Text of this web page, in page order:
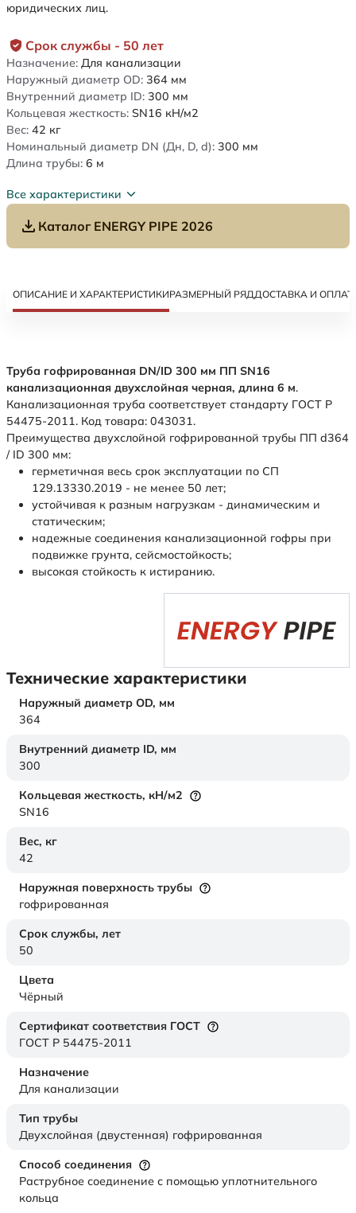
Срок службы - 50 лет
Назначение: Для канализации
Наружный диаметр OD: 364 мм
Внутренний диаметр ID: 300 мм
Кольцевая жесткость: SN16 кН/м2
Вес: 42 кг
Номинальный диаметр DN (Дн, D, d): 300 мм
Длина трубы: 6 м
Все характеристики
Каталог ENERGY PIPE 2026
юридических лиц.
ОПИСАНИЕ И ХАРАКТЕРИСТИКИРАЗМЕРНЫЙ РЯДДОСТАВКА И
Труба гофрированная DN/ID 300 мм ПП SN16
канализационная двухслойная черная, длина 6 м.
Канализационная труба соответствует стандарту ГОСТ Р
54475-2011. Код товара: 043031.
Преимущества двухслойной гофрированной трубы ПП d364
/ ID 300 мм:
герметичная весь срок эксплуатации по СП
129.13330.2019 - не менее 50 лет;
устойчивая к разным нагрузкам - динамическим и
статическим;
надежные соединения канализационной гофры при
подвижке грунта, сейсмостойкость;
высокая стойкость к истиранию.
Технические характеристики
Наружный диаметр OD, мм
364
Внутренний диаметр ID, мм
300
Кольцевая жесткость, кН/м2
SN16
Вес, кг
42
Наружная поверхность трубы
гофрированная
Срок службы, лет
50
Цвета
Чёрный
Сертификат соответствия ГОСТ
ГОСТ Р 54475-2011
Назначение
Для канализации
Тип трубы
Двухслойная (двустенная) гофрированная
Способ соединения
Раструбное соединение с помощью уплотнительного
кольца